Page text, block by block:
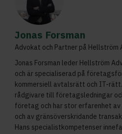
Jonas Forsman
Advokat och Partner på Hellström
Jonas Forsman leder Hellström
och är specialiserad på
kommersiell avtalsrätt och IT-
rådgivare till företagsledningar
företag och har stor erfarenhet av
och av gränsöverskridande
Hans specialistkompetenser